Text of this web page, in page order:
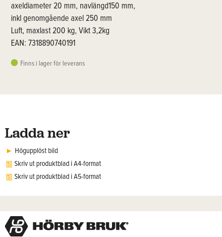
axeldiameter 20 mm, navlängd150 mm,
inkl genomgående axel 250 mm
Luft, maxlast 200 kg, Vikt 3,2kg
EAN: 7318890740191
Finns i lager för leverans
Ladda ner
Högupplöst bild
Skriv ut produktblad i A4-format
Skriv ut produktblad i A5-format